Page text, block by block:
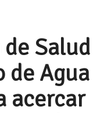
Salud
de Agua
acercar